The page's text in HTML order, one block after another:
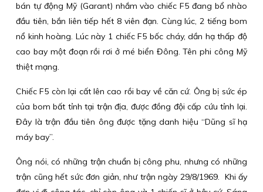
bán tự động Mỹ (Garant) nhắm vào chiếc F5 đang bổ nhào
đầu tiên, bắn liên tiếp hết 8 viên đạn. Cùng lúc, 2 tiếng bom
nổ kinh hoàng. Lúc này 1 chiếc F5 bốc cháy, dần hạ thấp độ
cao bay một đoạn rồi rơi ở mé biển Đông. Tên phi công Mỹ
thiệt mạng.
Chiếc F5 còn lại cất lên cao rồi bay về căn cứ. Ông bị sức ép
của bom bất tỉnh tại trận địa, được đồng đội cấp cứu tỉnh lại.
Đây là trận đầu tiên ông được tặng danh hiệu “Dũng sĩ hạ
máy bay”.
Ông nói, có những trận chuẩn bị công phu, nhưng có những
trận cũng hết sức đơn giản, như trận ngày 29/8/1969. Khi ấy